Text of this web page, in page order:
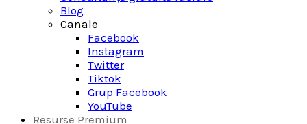
Blog
Canale
Facebook
Instagram
Twitter
Tiktok
Grup Facebook
YouTube
Resurse Premium